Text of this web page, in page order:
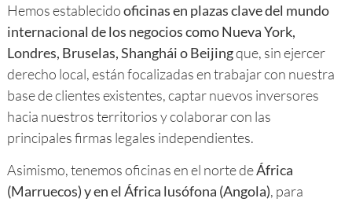
Hemos establecidooficinas en plazas clave del mundo
internacional de los negocios como Nueva York,
Londres, Bruselas, Shanghái o Beijingque, sin ejercer
derecho local, están focalizadas en trabajar con nuestra
base de clientes existentes, captar nuevos inversores
hacia nuestros territorios y colaborar con las
principales firmas legales independientes.
Asimismo, tenemos oficinas en el norte deÁfrica
(Marruecos) y en el África lusófona (Angola), para